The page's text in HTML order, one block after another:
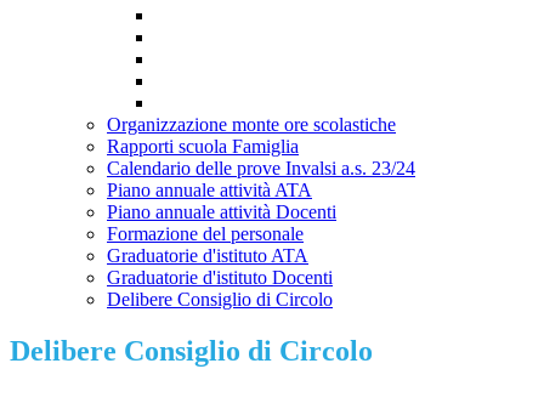
Organizzazione monte ore scolastiche
Rapporti scuola Famiglia
Calendario delle prove Invalsi a.s. 23/24
Piano annuale attività ATA
Piano annuale attività Docenti
Formazione del personale
Graduatorie d'istituto ATA
Graduatorie d'istituto Docenti
Delibere Consiglio di Circolo
Delibere Consiglio di Circolo